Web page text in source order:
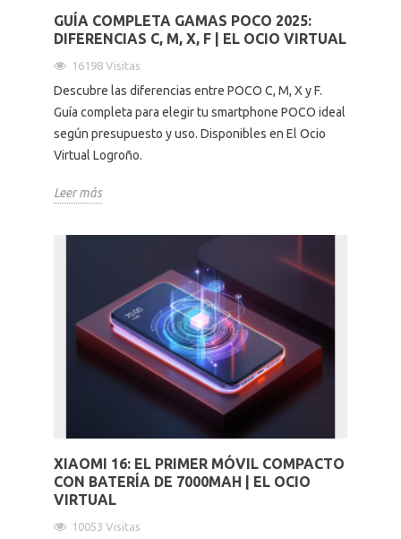
GUÍA COMPLETA GAMAS POCO 2025:
DIFERENCIAS C, M, X, F | EL OCIO VIRTUAL
16198 Visitas
Descubre las diferencias entre POCO C, M, X y F.
Guía completa para elegir tu smartphone POCO ideal
según presupuesto y uso. Disponibles en El Ocio
Virtual Logroño.
Leer más
XIAOMI 16: EL PRIMER MÓVIL COMPACTO
CON BATERÍA DE 7000MAH | EL OCIO
VIRTUAL
10053 Visitas